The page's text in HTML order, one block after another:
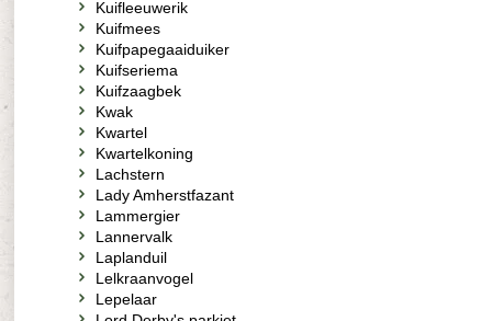
Kuifleeuwerik
Kuifmees
Kuifpapegaaiduiker
Kuifseriema
Kuifzaagbek
Kwak
Kwartel
Kwartelkoning
Lachstern
Lady Amherstfazant
Lammergier
Lannervalk
Laplanduil
Lelkraanvogel
Lepelaar